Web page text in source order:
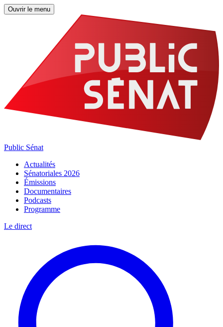
Ouvrir le menu
Public Sénat
Actualités
Sénatoriales 2026
Émissions
Documentaires
Podcasts
Programme
Le direct